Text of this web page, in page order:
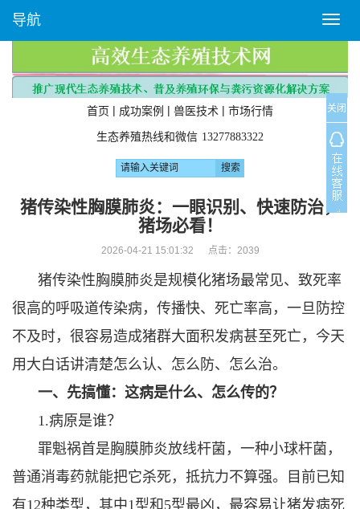
T
o
g
l
e
n
a
v
i
g
a
n
导航
首页 | 成功案例 | 兽医技术 | 市场行情
生态养殖热线和微信 13277883322
猪传染性胸膜肺炎：一眼识别、快速防治，
猪场必看！
2026-04-21 15:01:32 点击： 2039
猪传染性胸膜肺炎是规模化猪场最常见、致死率
很高的呼吸道传染病，传播快、死亡率高，一旦防控
不及时，很容易造成猪群大面积发病甚至死亡，今天
用大白话讲清楚怎么认、怎么防、怎么治。
一、先搞懂：这病是什么、怎么传的？
1.病原是谁？
罪魁祸首是胸膜肺炎放线杆菌，一种小球杆菌，
普通消毒药就能把它杀死，抵抗力不算强。目前已知
有12种类型，其中1型和5型最凶，最容易让猪发病死
关闭